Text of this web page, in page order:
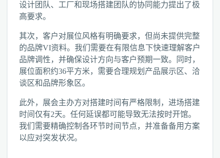
设计团队、工厂和现场搭建团队的协同能力提出了极
高要求。
其次，客户对展位风格有明确要求，但尚未提供完整
的品牌VI资料。我们需要在有限信息下快速理解客户
品牌调性，并确保设计方向与客户预期一致。同时，
展位面积约36平方米，需要合理规划产品展示区、洽
谈区和品牌形象区。
此外，展会主办方对搭建时间有严格限制，进场搭建
时间仅有2天。任何延误都可能导致无法按时开馆。
我们需要精确控制各环节时间节点，并准备备用方案
以应对突发状况。